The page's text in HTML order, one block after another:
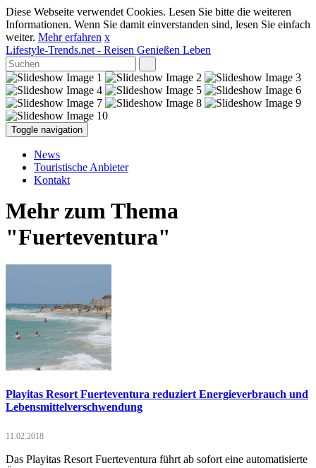
Diese Webseite verwendet Cookies. Lesen Sie bitte die weiteren
Informationen. Wenn Sie damit einverstanden sind, lesen Sie einfach
weiter. Mehr erfahren x
Lifestyle-Trends.net - Reisen Genießen Leben
Toggle navigation
News
Touristische Anbieter
Kontakt
Mehr zum Thema
"Fuerteventura"
Playitas Resort Fuerteventura reduziert Energieverbrauch und
Lebensmittelverschwendung
11.02.2018
Das Playitas Resort Fuerteventura führt ab sofort eine automatisierte